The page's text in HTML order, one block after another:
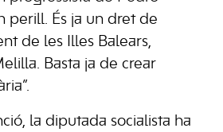
perill. És ja un dret de
de les Illes Balears,
Basta ja de crear
la diputada socialista ha